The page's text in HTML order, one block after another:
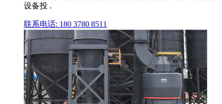
设备投 .
联系电话: 180 3780 8511